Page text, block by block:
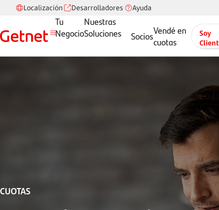
Tu
Negocio
Nuestras
Soluciones
SociosVendé en
cuotas
Localización Desarrolladores Ayuda
Soy
CUOTAS